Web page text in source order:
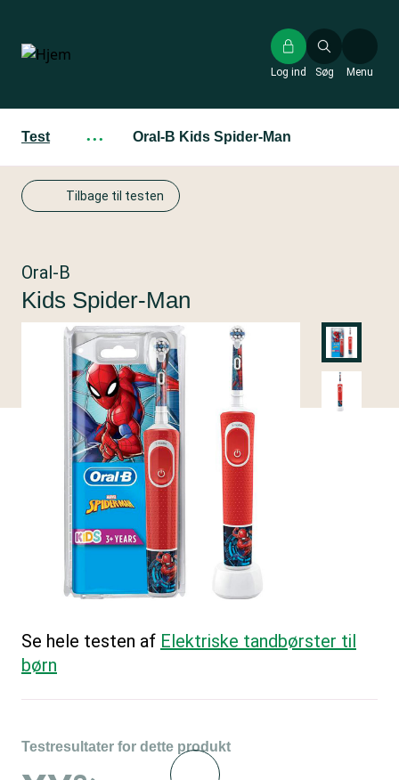
hovedindhold
Søg
Log ind Menu
Test ··· Oral-B Kids Spider-Man
Tilbage til testen
Oral-B
Kids Spider-Man
Se hele testen af Elektriske tandbørster til
børn
Testresultater for dette produkt